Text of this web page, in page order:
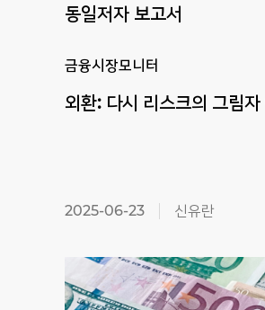
동일저자 보고서
금융시장모니터
외환: 다시 리스크의 그림자
2025-06-23 신유란